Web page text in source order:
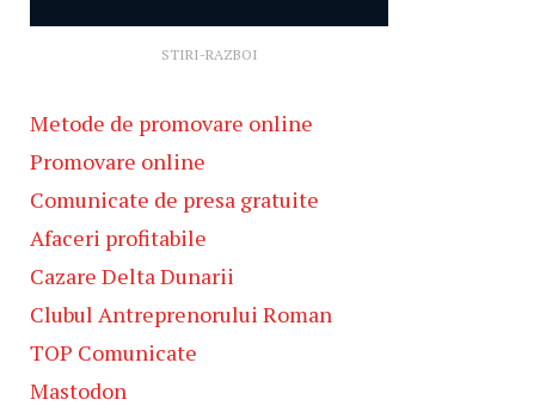
STIRI-RAZBOI
Metode de promovare online
Promovare online
Comunicate de presa gratuite
Afaceri profitabile
Cazare Delta Dunarii
Clubul Antreprenorului Roman
TOP Comunicate
Mastodon